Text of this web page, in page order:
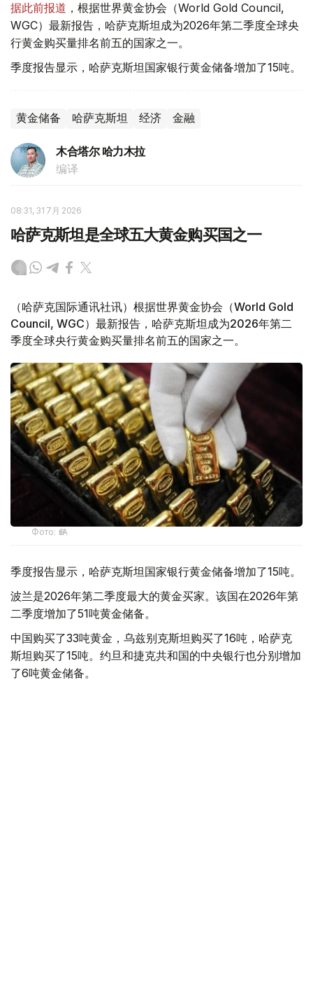
据此前报道 ，根据世界黄金协会（World Gold Council,
WGC）最新报告，哈萨克斯坦成为2026年第二季度全球央
行黄金购买量排名前五的国家之一。
季度报告显示，哈萨克斯坦国家银行黄金储备增加了15吨。
黄金储备 哈萨克斯坦 经济 金融
木合塔尔 哈力木拉
编译
08:31, 31 7月 2026
哈萨克斯坦是全球五大黄金购买国之一
（哈萨克国际通讯社讯）根据世界黄金协会（World Gold
Council, WGC）最新报告，哈萨克斯坦成为2026年第二
季度全球央行黄金购买量排名前五的国家之一。
Фото: ӨзА
季度报告显示，哈萨克斯坦国家银行黄金储备增加了15吨。
波兰是2026年第二季度最大的黄金买家。该国在2026年第
二季度增加了51吨黄金储备。
中国购买了33吨黄金，乌兹别克斯坦购买了16吨，哈萨克
斯坦购买了15吨。约旦和捷克共和国的中央银行也分别增加
了6吨黄金储备。